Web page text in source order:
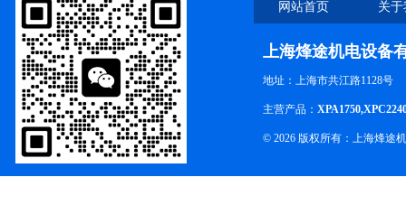
网站首页 关
上海烽途机电设备
地址：上海市共江路1128号
主营产品：
© 2026 版权所有：上海烽途